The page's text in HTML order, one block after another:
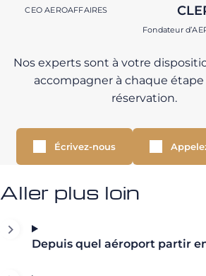
CEO AEROAFFAIRES
Fondateur
Nos experts sont à votre
accompagner à chaque
réservation.
Écrivez-nous
Aller plus loin
Depuis quel aéroport partir